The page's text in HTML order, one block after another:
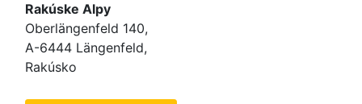
Rakúske Alpy
Oberlängenfeld 140,
A-6444 Längenfeld,
Rakúsko